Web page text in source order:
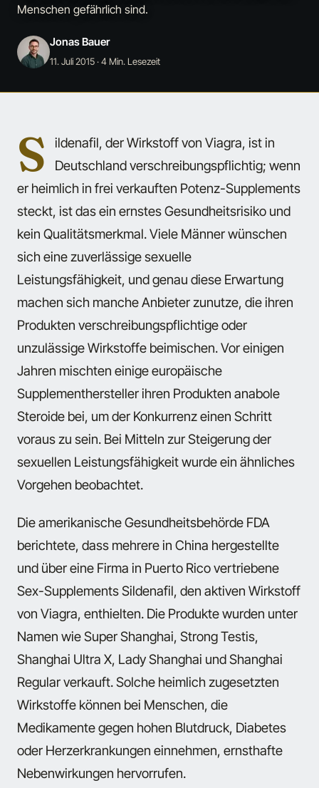
Menschen gefährlich sind.
Jonas Bauer
11. Juli 2015· 4 Min. Lesezeit
S
ildenafil, der Wirkstoff von Viagra, ist in
Deutschland verschreibungspflichtig; wenn
er heimlich in frei verkauften Potenz-Supplements
steckt, ist das ein ernstes Gesundheitsrisiko und
kein Qualitätsmerkmal. Viele Männer wünschen
sich eine zuverlässige sexuelle
Leistungsfähigkeit, und genau diese Erwartung
machen sich manche Anbieter zunutze, die ihren
Produkten verschreibungspflichtige oder
unzulässige Wirkstoffe beimischen. Vor einigen
Jahren mischten einige europäische
Supplementhersteller ihren Produkten anabole
Steroide bei, um der Konkurrenz einen Schritt
voraus zu sein. Bei Mitteln zur Steigerung der
sexuellen Leistungsfähigkeit wurde ein ähnliches
Vorgehen beobachtet.
Die amerikanische Gesundheitsbehörde FDA
berichtete, dass mehrere in China hergestellte
und über eine Firma in Puerto Rico vertriebene
Sex-Supplements Sildenafil, den aktiven Wirkstoff
von Viagra, enthielten. Die Produkte wurden unter
Namen wie Super Shanghai, Strong Testis,
Shanghai Ultra X, Lady Shanghai und Shanghai
Regular verkauft. Solche heimlich zugesetzten
Wirkstoffe können bei Menschen, die
Medikamente gegen hohen Blutdruck, Diabetes
oder Herzerkrankungen einnehmen, ernsthafte
Nebenwirkungen hervorrufen.